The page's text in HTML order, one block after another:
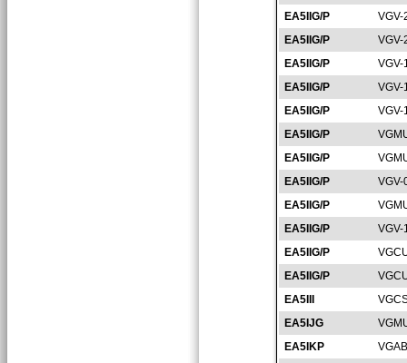
EA5IIG/P
VGV-
EA5IIG/P
VGV-
EA5IIG/P
VGV-
EA5IIG/P
VGV-
EA5IIG/P
VGV-
EA5IIG/P
EA5IIG/P
EA5IIG/P
VGV-
EA5IIG/P
EA5IIG/P
VGV-
EA5IIG/P
EA5IIG/P
EA5III
EA5IJG
EA5IKP